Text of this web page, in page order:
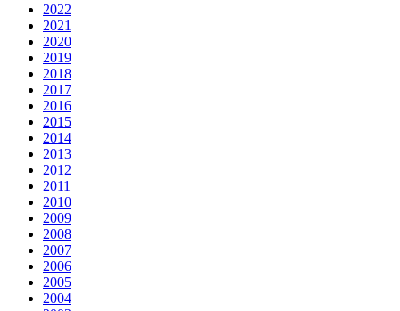
2022
2021
2020
2019
2018
2017
2016
2015
2014
2013
2012
2011
2010
2009
2008
2007
2006
2005
2004